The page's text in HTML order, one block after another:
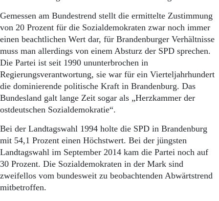
Datenschutz
Gemessen am Bundestrend stellt die ermittelte Zustimmung
von 20 Prozent für die Sozialdemokraten zwar noch immer
einen beachtlichen Wert dar, für Brandenburger Verhältnisse
muss man allerdings von einem Absturz der SPD sprechen.
Die Partei ist seit 1990 ununterbrochen in
Regierungsverantwortung, sie war für ein Vierteljahrhundert
die dominierende politische Kraft in Brandenburg. Das
Bundesland galt lange Zeit sogar als „Herzkammer der
ostdeutschen Sozialdemokratie“.
Bei der Landtagswahl 1994 holte die SPD in Brandenburg
mit 54,1 Prozent einen Höchstwert. Bei der jüngsten
Landtagswahl im September 2014 kam die Partei noch auf
30 Prozent. Die Sozialdemokraten in der Mark sind
zweifellos vom bundesweit zu beobachtenden Abwärtstrend
mitbetroffen.